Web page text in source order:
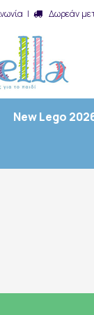
| Δωρεάν
New Lego